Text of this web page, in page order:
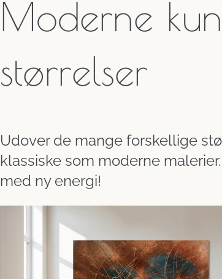
Moderne
størrelser
Udover de mange forskellige
klassiske som moderne
med ny energi!